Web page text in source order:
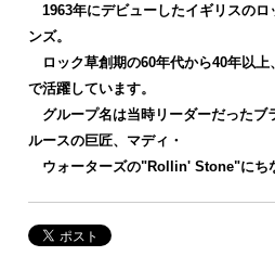
1963年にデビューしたイギリスのロ
ンズ。
ロック草創期の60年代から40年以上
で活躍しています。
グループ名は当時リーダーだったブ
ルースの巨匠、マディ・
ウォーターズの"Rollin' Stone"にち